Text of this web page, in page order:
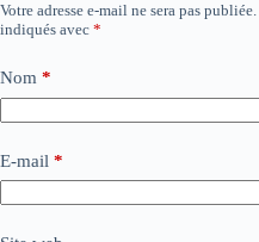
Votre adresse e-mail ne sera pas publiée.
indiqués avec *
Nom *
E-mail *